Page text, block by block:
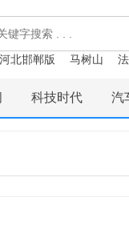
河北邯郸版 马树山
科技时代 汽